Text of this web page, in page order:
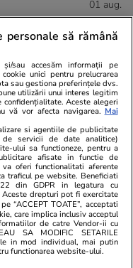
01 aug.
15 iul.
personale să rămână
și/sau accesăm informații pe
unici pentru prelucrarea
sau gestiona preferințele dvs.
utilizării unui interes legitim
Aceste alegeri
vă vor afecta navigarea. Mai
si agentiile de publicitate
servicii de date analitice)
ului sa functioneze, pentru a
afisate in functie de
oferi functionalitati aferente
traficul pe website. Beneficiati
din GDPR in legatura cu
Aceste drepturi pot fi exercitate
“ACCEPT TOATE”, acceptati
care implica inclusiv acceptul
de catre Vendor-ii cu
SA MODIFIC SETARILE
in mod individual, mai putin
functionarea website-ului.